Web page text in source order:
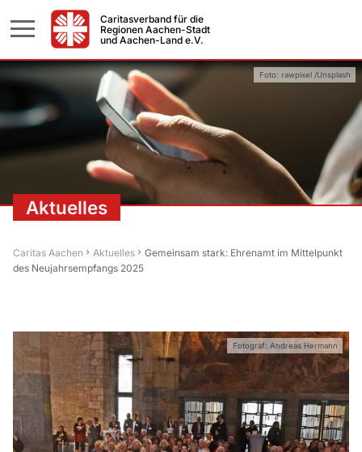
Caritasverband für die
Regionen Aachen-Stadt
und Aachen-Land e.V.
Aktuelles
Foto: rawpixel /Unsplash
Caritas Aachen Aktuelles
Gemeinsam stark: Ehrenamt im Mittelpunkt
des Neujahrsempfangs 2025
Fotograf: Andreas Hermann